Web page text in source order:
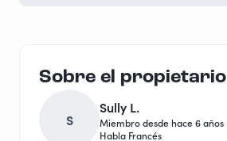
Sobre el propietario
S
Sully L.
Miembro desde hace 6 años
Habla Francés